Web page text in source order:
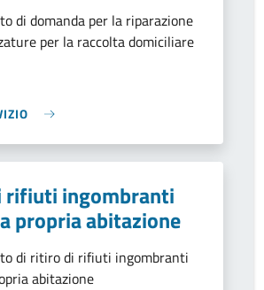
di domanda per la riparazione
per la raccolta domiciliare
rifiuti ingombranti
propria abitazione
di ritiro di rifiuti ingombranti
abitazione